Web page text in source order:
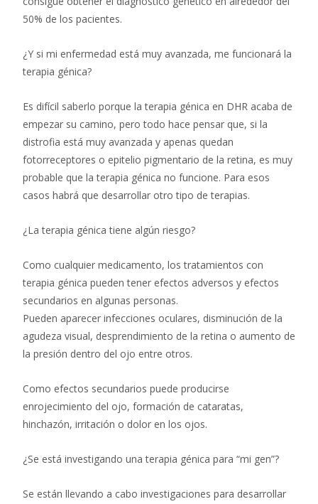
50% de los pacientes.
¿Y si mi enfermedad está muy avanzada, me funcionará la
terapia génica?
Es difícil saberlo porque la terapia génica en DHR acaba de
empezar su camino, pero todo hace pensar que, si la
distrofia está muy avanzada y apenas quedan
fotorreceptores o epitelio pigmentario de la retina, es muy
probable que la terapia génica no funcione. Para esos
casos habrá que desarrollar otro tipo de terapias.
¿La terapia génica tiene algún riesgo?
Como cualquier medicamento, los tratamientos con
terapia génica pueden tener efectos adversos y efectos
secundarios en algunas personas.
Pueden aparecer infecciones oculares, disminución de la
agudeza visual, desprendimiento de la retina o aumento de
la presión dentro del ojo entre otros.
Como efectos secundarios puede producirse
enrojecimiento del ojo, formación de cataratas,
hinchazón, irritación o dolor en los ojos.
¿Se está investigando una terapia génica para “mi gen”?
Se están llevando a cabo investigaciones para desarrollar